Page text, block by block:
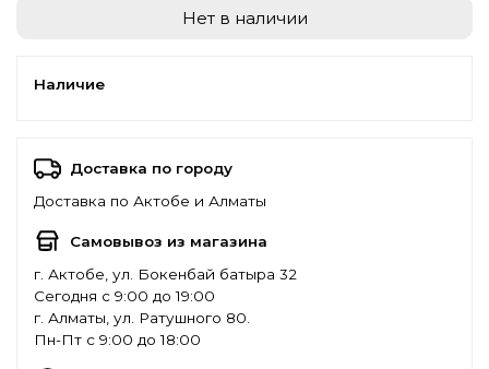
Нет в наличии
Наличие
Доставка по городу
Доставка по Актобе и Алматы
Самовывоз из магазина
г. Актобе, ул. Бокенбай батыра 32
Сегодня с 9:00 до 19:00
г. Алматы, ул. Ратушного 80.
Пн-Пт с 9:00 до 18:00